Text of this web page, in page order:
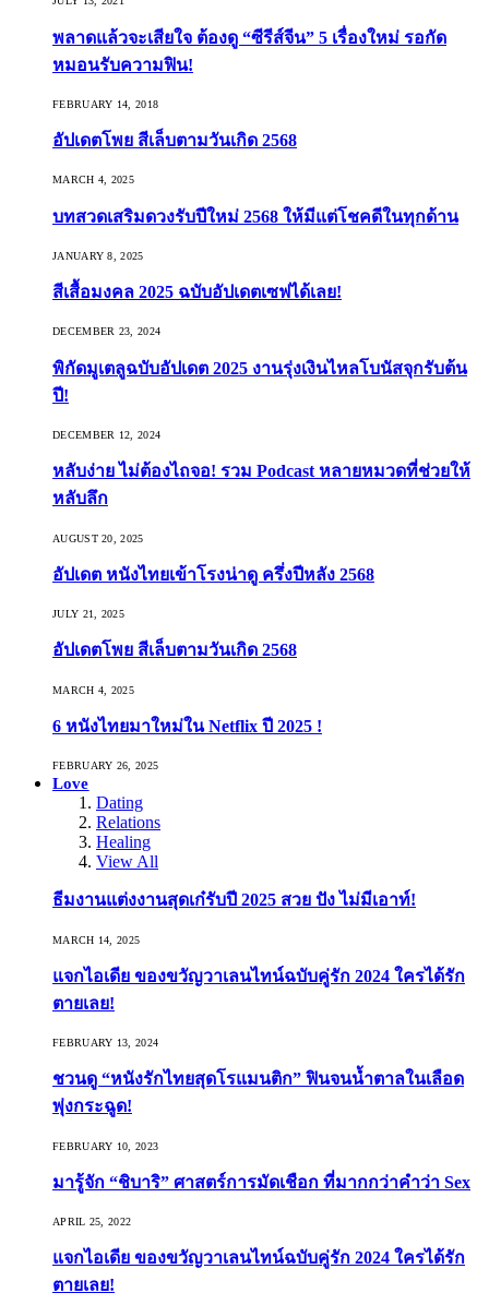
พลาดแล้วจะเสียใจ ต้องดู “ซีรีส์จีน” 5 เรื่องใหม่ รอกัด
หมอนรับความฟิน!
FEBRUARY 14, 2018
อัปเดตโพย สีเล็บตามวันเกิด 2568
MARCH 4, 2025
บทสวดเสริมดวงรับปีใหม่ 2568 ให้มีแต่โชคดีในทุกด้าน
JANUARY 8, 2025
สีเสื้อมงคล 2025 ฉบับอัปเดตเซฟได้เลย!
DECEMBER 23, 2024
พิกัดมูเตลูฉบับอัปเดต 2025 งานรุ่งเงินไหลโบนัสจุกรับต้น
ปี!
DECEMBER 12, 2024
หลับง่าย ไม่ต้องไถจอ! รวม Podcast หลายหมวดที่ช่วยให้
หลับลึก
AUGUST 20, 2025
อัปเดต หนังไทยเข้าโรงน่าดู ครึ่งปีหลัง 2568
JULY 21, 2025
อัปเดตโพย สีเล็บตามวันเกิด 2568
MARCH 4, 2025
6 หนังไทยมาใหม่ใน Netflix ปี 2025 !
FEBRUARY 26, 2025
Love
Dating
Relations
Healing
View All
ธีมงานแต่งงานสุดเก๋รับปี 2025 สวย ปัง ไม่มีเอาท์!
MARCH 14, 2025
แจกไอเดีย ของขวัญวาเลนไทน์ฉบับคู่รัก 2024 ใครได้รัก
ตายเลย!
FEBRUARY 13, 2024
ชวนดู “หนังรักไทยสุดโรแมนติก” ฟินจนน้ำตาลในเลือด
พุ่งกระฉูด!
FEBRUARY 10, 2023
มารู้จัก “ชิบาริ” ศาสตร์การมัดเชือก ที่มากกว่าคำว่า Sex
APRIL 25, 2022
แจกไอเดีย ของขวัญวาเลนไทน์ฉบับคู่รัก 2024 ใครได้รัก
ตายเลย!